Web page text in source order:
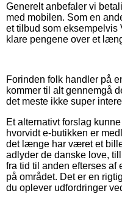
Generelt anbefaler vi
med mobilen. Som en
et tilbud som eksempelvis
klare pengene over et
Forinden folk handler på
kommer til alt gennemgå
det meste ikke super
Et alternativt forslag
hvorvidt e-butikken er
det længe har været et
adlyder de danske love,
fra tid til anden efterses af
på området. Det er en
du oplever udfordringer